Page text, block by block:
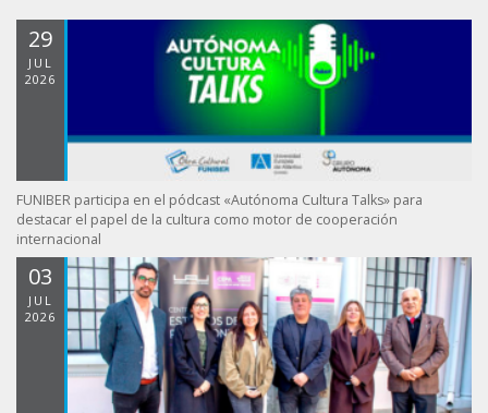
29
JUL
2026
FUNIBER participa en el pódcast «Autónoma Cultura Talks» para
destacar el papel de la cultura como motor de cooperación
internacional
03
JUL
2026